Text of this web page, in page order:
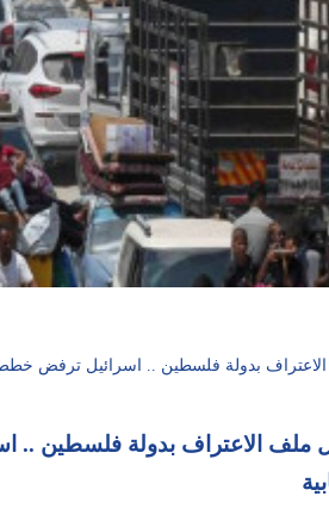
بدولة فلسطين .. اسرائيل ترفض خطط
ملف الاعتراف بدولة فلسطين